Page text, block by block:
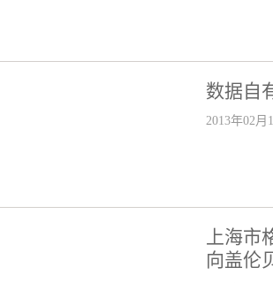
数据自
2013年02月
上海
向盖伦